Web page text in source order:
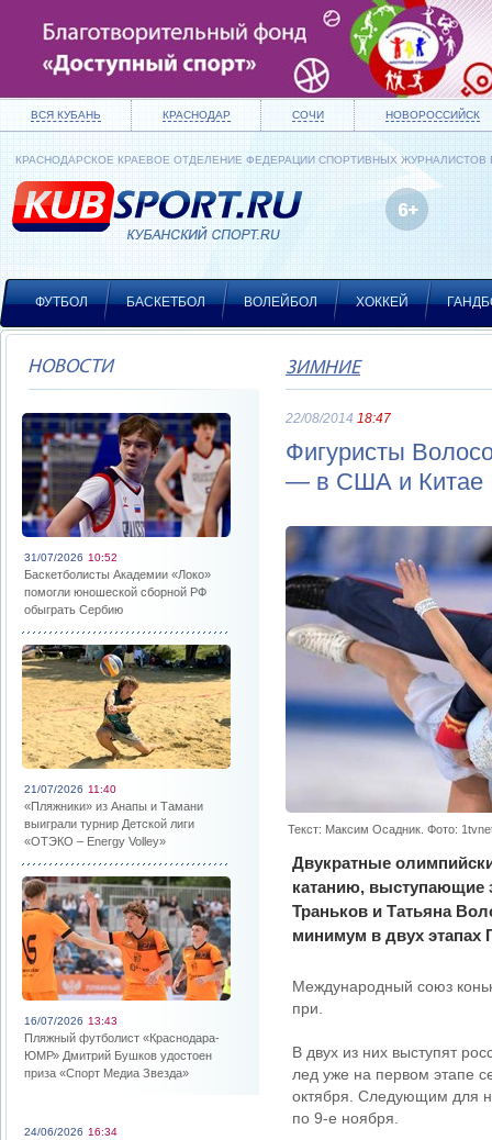
ВСЯ КУБАНЬ КРАСНОДАР СОЧИ НОВОРОССИЙСК
КРАСНОДАРСКОЕ КРАЕВОЕ ОТДЕЛЕНИЕ ФЕДЕРАЦИИ СПОРТИВНЫХ ЖУРНАЛИСТОВ
ФУТБОЛ БАСКЕТБОЛ ВОЛЕЙБОЛ ХОККЕЙ
НОВОСТИ
31/07/2026 10:52
Баскетболисты Академии «Локо»
помогли юношеской сборной РФ
обыграть Сербию
21/07/2026 11:40
«Пляжники» из Анапы и Тамани
выиграли турнир Детской лиги
«ОТЭКО – Energy Volley»
16/07/2026 13:43
Пляжный футболист «Краснодара-
ЮМР» Дмитрий Бушков удостоен
приза «Спорт Медиа Звезда»
24/06/2026 16:34
ЗИМНИЕ
22/08/2014 18:47
Фигуристы
— в США и Китае
Текст: Максим Осадник. Фото:
Двукратные
катанию, выступающие
Траньков и Татьяна
минимум в двух этапах
Международный союз
при.
В двух из них выступят
лед уже на первом этапе
октября. Следующим для
по 9-е ноября.